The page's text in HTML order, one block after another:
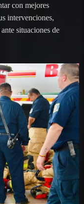
con mejores
intervenciones,
situaciones de